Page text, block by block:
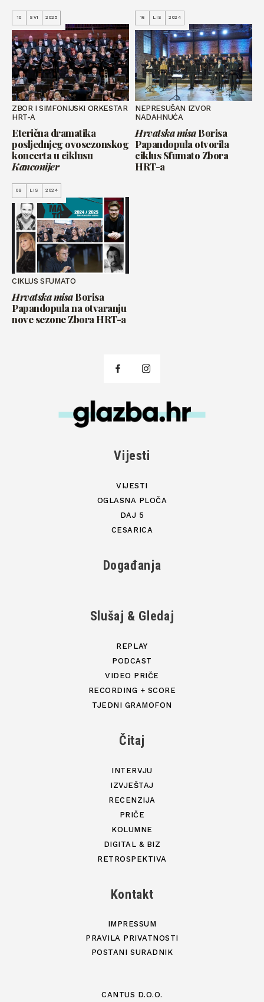
10 SVI 2025
ZBOR I SIMFONIJSKI ORKESTAR
HRT-A
Eterična dramatika
posljednjeg ovosezonskog
koncerta u ciklusu
Kanconijer
16 LIS 2024
NEPRESUŠAN IZVOR
NADAHNUĆA
Hrvatska misaBorisa
Papandopula otvorila
ciklus Sfumato Zbora
HRT-a
09 LIS 2024
CIKLUS SFUMATO
Hrvatska misaBorisa
Papandopula na otvaranju
nove sezone Zbora HRT-a
Vijesti
VIJESTI
OGLASNA PLOČA
DAJ 5
CESARICA
Događanja
Slušaj & Gledaj
REPLAY
PODCAST
VIDEO PRIČE
RECORDING + SCORE
TJEDNI GRAMOFON
Čitaj
INTERVJU
IZVJEŠTAJ
RECENZIJA
PRIČE
KOLUMNE
DIGITAL & BIZ
RETROSPEKTIVA
Kontakt
IMPRESSUM
PRAVILA PRIVATNOSTI
POSTANI SURADNIK
CANTUS D.O.O.